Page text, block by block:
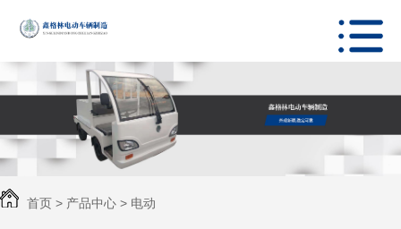
首页 > 产品中心 > 电动